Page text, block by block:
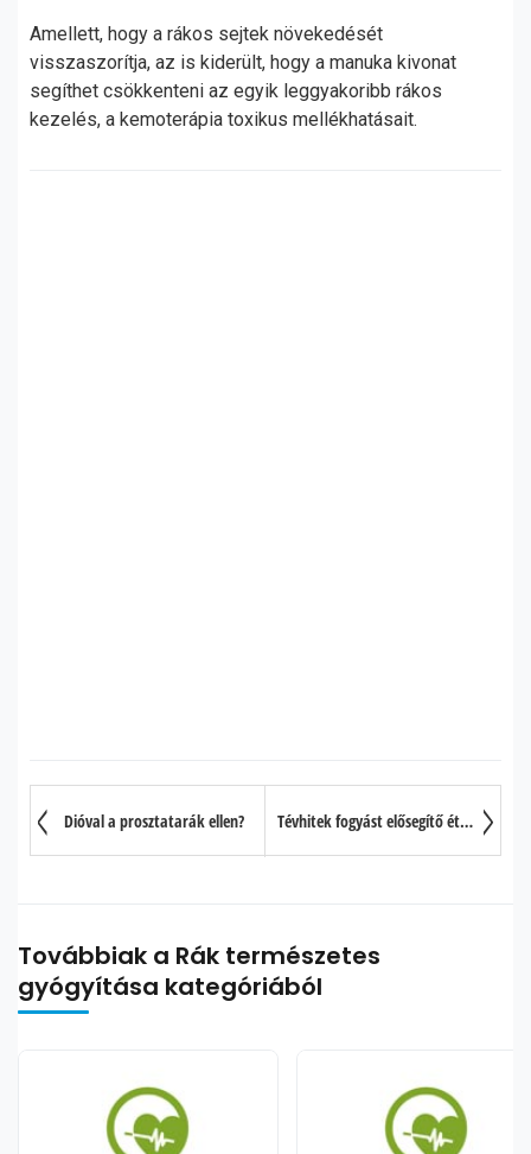
Amellett, hogy a rákos sejtek növekedését
visszaszorítja, az is kiderült, hogy a manuka kivonat
segíthet csökkenteni az egyik leggyakoribb rákos
kezelés, a kemoterápia toxikus mellékhatásait.
Dióval a prosztatarák ellen? Tévhitek fogyást elősegítő ételekről, amik igazából hizlalnak
Továbbiak a Rák természetes
gyógyítása kategóriából